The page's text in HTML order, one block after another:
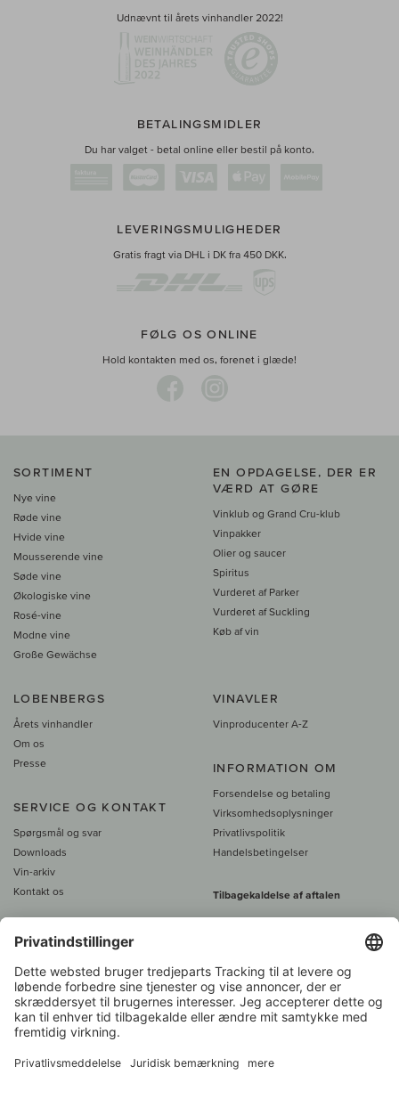
Udnævnt til årets vinhandler 2022!
BETALINGSMIDLER
Du har valget - betal online eller bestil på konto.
LEVERINGSMULIGHEDER
Gratis fragt via DHL i DK fra 450 DKK.
FØLG OS ONLINE
Hold kontakten med os, forenet i glæde!
SORTIMENT
Nye vine
Røde vine
Hvide vine
Mousserende vine
Søde vine
Økologiske vine
Rosé-vine
Modne vine
Große Gewächse
EN OPDAGELSE, DER ER
VÆRD AT GØRE
Vinklub og Grand Cru-klub
Vinpakker
Olier og saucer
Spiritus
Vurderet af Parker
Vurderet af Suckling
Køb af vin
LOBENBERGS
Årets vinhandler
Om os
Presse
SERVICE OG KONTAKT
Spørgsmål og svar
Downloads
Vin-arkiv
Kontakt os
VINAVLER
Vinproducenter A-Z
INFORMATION OM
Forsendelse og betaling
Virksomhedsoplysninger
Privatlivspolitik
Handelsbetingelser
Tilbagekaldelse af aftalen
Alle priser er inkl. moms, plus 39
450 DKK gratis fragt
Kundeservice: